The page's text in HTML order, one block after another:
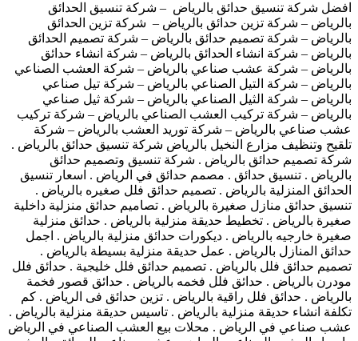
افضل شركة تنسيق حدائق بالرياض – شركة تنسيق الحدائق
بالرياض – شركة تزين حدائق بالرياض – شركة تزين الحدائق
بالرياض – شركة تصميم حدائق بالرياض – شركة تصميم الحدائق
بالرياض – شركة انشاء الحدائق بالرياض – شركة انشاء حدائق
بالرياض – شركة عشب صناعي بالرياض – شركة العشب الصناعي
بالرياض – شركة التيل الصناعي بالرياض – شركة تيل صناعي
بالرياض – شركة الثيل الصناعي بالرياض – شركة ثيل صناعي
بالرياض – شركة تركيب العشب الصناعي بالرياض – شركة تركيب
عشب صناعي بالرياض – شركة توريد العشب بالرياض – شركة
تلقيح وتنظيف مزارع النخيل بالرياض شركة تنسيق حدائق بالرياض .
شركة تصميم حدائق بالرياض . شركة تنسيق وتصميم حدائق
بالرياض . تنسيق حدائق . مصمم حدائق في الرياض . اسعار تنسيق
الحدائق المنزلية بالرياض . تصميم حدائق فلل صغيره بالرياض .
تنسيق حدائق منازل صغيرة بالرياض . تصاميم حدائق منزلية داخلية
صغيرة بالرياض . تخطيط حديقة منزلية بالرياض . حدائق منزلية
صغيرة خارجيه بالرياض . ديكورات حدائق منزلية بالرياض . اجمل
حدائق المنازل بالرياض . عمل حديقة منزلية بسيطة بالرياض .
تصميم حدائق فلل بالرياض . تصميم حدائق فلل خليجية . حدائق فلل
مودرن بالرياض . حدائق فلل فخمه بالرياض . حدائق قصور فخمة
بالرياض . حدائق فلل راقية بالرياض . تزين حدائق فى الرياض . كم
تكلفة انشاء حديقة منزلية بالرياض . تاسيس حديقة منزلية بالرياض .
عشب صناعي في الرياض . محلات بيع العشب الصناعي في الرياض